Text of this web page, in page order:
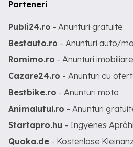
Parteneri
Publi24.ro - Anunturi gratuite
Bestauto.ro - Anunturi auto/
Romimo.ro - Anunturi imobiliare
Cazare24.ro - Anunturi cu
Bestbike.ro - Anunturi moto
Animalutul.ro - Anunturi
Startapro.hu - Ingyenes
Quoka.de - Kostenlose